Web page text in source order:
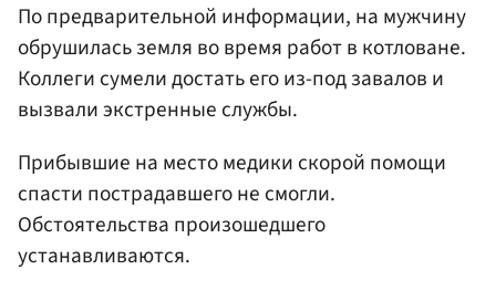
По предварительной информации, на мужчину
обрушилась земля во время работ в котловане.
Коллеги сумели достать его из-под завалов и
вызвали экстренные службы.
Прибывшие на место медики скорой помощи
спасти пострадавшего не смогли.
Обстоятельства произошедшего
устанавливаются.